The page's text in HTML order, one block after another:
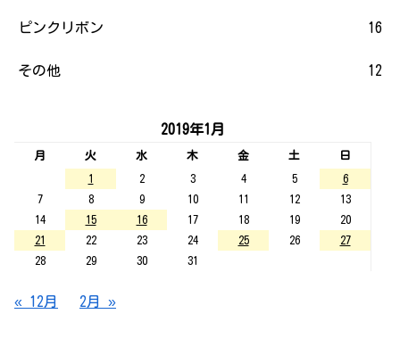
ピンクリボン 16
その他 12
2019年1月
月 火 水 木 金 土
日
1
2 3 4 5
6
7
8 9 10 11 12
13
14
15 16 17 18 19
20
21
22 23 24 25 26
27
28
29 30 31
« 12月 2月 »